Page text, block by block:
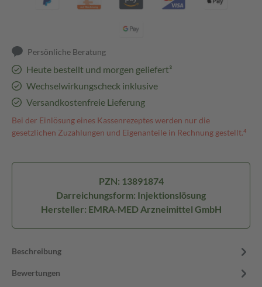
Persönliche Beratung
Heute bestellt und morgen geliefert³
Wechselwirkungscheck inklusive
Versandkostenfreie Lieferung
Bei der Einlösung eines Kassenrezeptes werden nur die
gesetzlichen Zuzahlungen und Eigenanteile in Rechnung gestellt.⁴
PZN: 13891874
Darreichungsform: Injektionslösung
Hersteller: EMRA-MED Arzneimittel GmbH
Beschreibung
Bewertungen